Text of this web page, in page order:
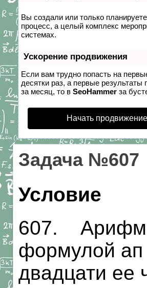
Вы создали или только
процесс, а целый комплекс
системах.
Ускорение продвижения
Если вам трудно попасть на
десятки раз, а первые
за месяц, то в SeoHammer за
Начать
Задача №607
Условие
607.
формулой
двадцати ее